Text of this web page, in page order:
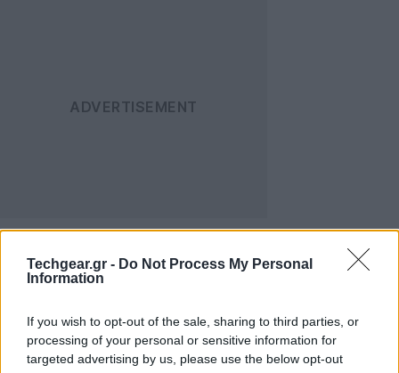
Techgear.gr - Do Not Process My Personal
Information
If you wish to opt-out of the sale, sharing to third parties, or
processing of your personal or sensitive information for
targeted advertising by us, please use the below opt-out
Οθόνη: 15.6''/17.3'' LCD LED-backlit ανάλυσης 1920 x
Επεξεργαστής: 2nd Gen quad-core Intel Core i7-
2630M 2GHz